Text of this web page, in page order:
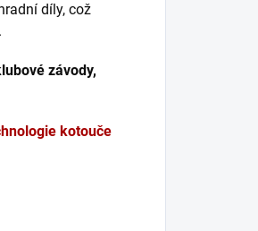
díly, což
závody,
kotouče